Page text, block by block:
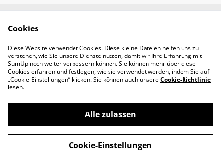
Legal Terms
Privacy Policy
Cookie Policy
©2026Padel-Tennisshop
powered by
Cookies
Diese Website verwendet Cookies. Diese kleine Dateien helfen uns zu
verstehen, wie Sie unsere Dienste nutzen, damit wir Ihre Erfahrung mit
SumUp noch weiter verbessern können. Sie können mehr über diese
Cookies erfahren und festlegen, wie sie verwendet werden, indem Sie auf
„Cookie-Einstellungen” klicken. Sie können auch unsereCookie-Richtlinie
lesen.
Alle zulassen
Cookie-Einstellungen